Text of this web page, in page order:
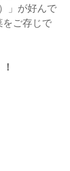
」が好んで
ご存じで